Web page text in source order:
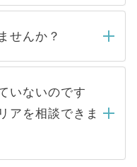
人気のある医療機
応募が殺到する場
件に合った人材の
するケースが増え
とは一切ありませ
ら内定をいただい
ません。内定先へ
パートナーが行い
い。
せんか？
とはありませんの
サイトからの登録
様の個人情報は、
および転職活動の
ます。お預かりし
タはご本人の許可
いないのです
アを相談できま